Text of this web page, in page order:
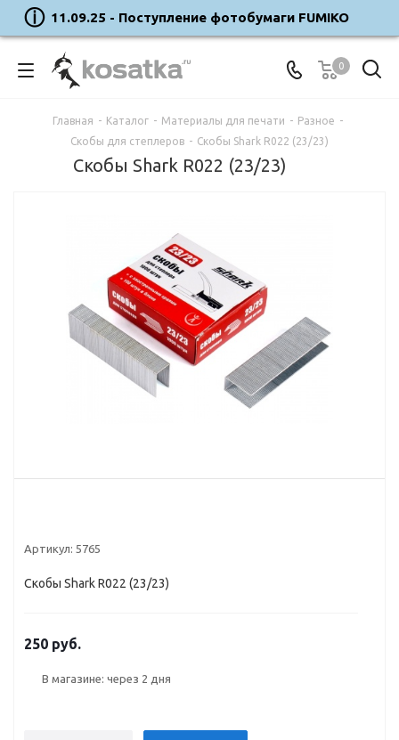
11.09.25 - Поступление фотобумаги FUMIKO
0
Главная - Каталог - Материалы для печати - Разное -
Скобы для степлеров - Скобы Shark R022 (23/23)
Скобы Shark R022 (23/23)
Артикул: 5765
Скобы Shark R022 (23/23)
250 руб.
В магазине: через 2 дня